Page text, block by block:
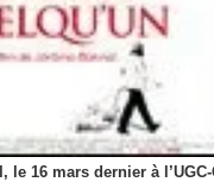
16 mars dernier à